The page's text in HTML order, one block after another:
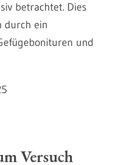
betrachtet. Dies
durch ein
und
Versuch